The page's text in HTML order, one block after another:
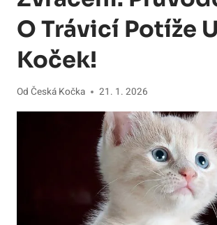
O Trávicí Potíže U
Koček!
Od Česká Kočka 21. 1. 2026